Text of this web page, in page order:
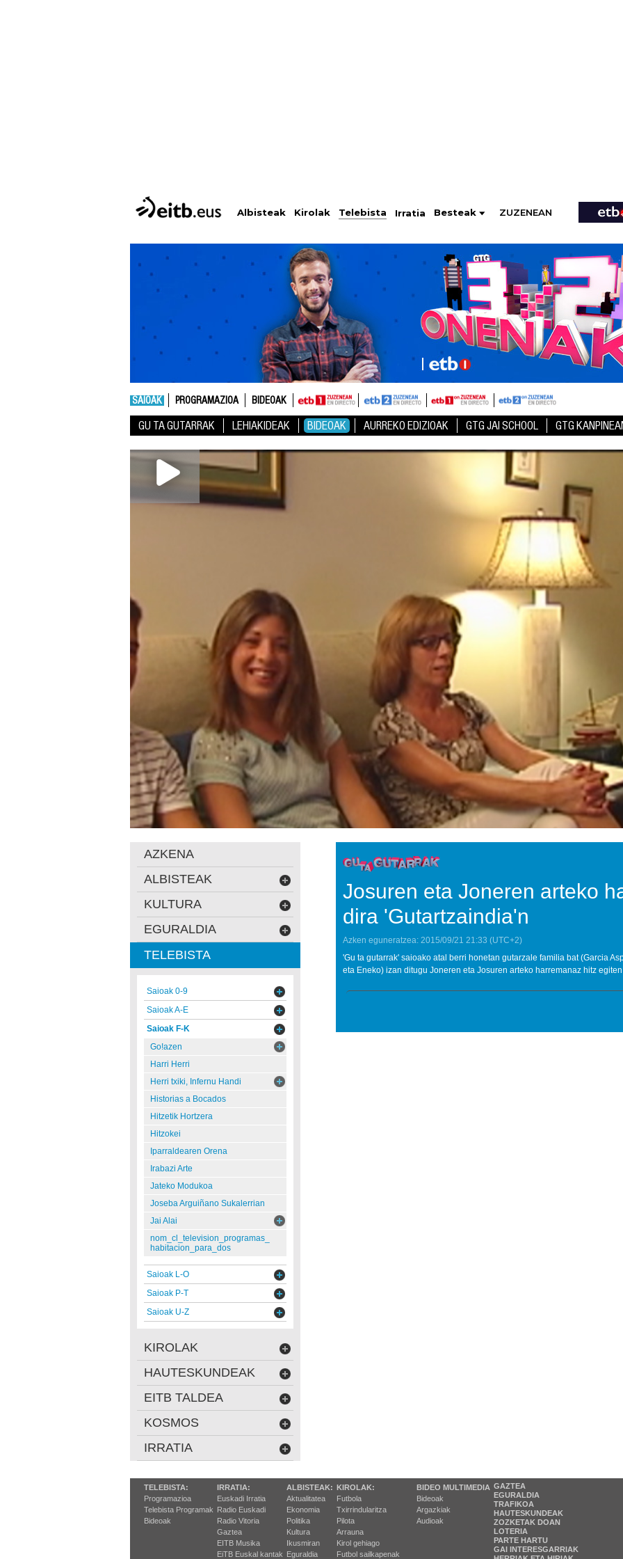
Albisteak Kirolak Telebista Irratia Besteak ZUZENEAN
SAIOAK PROGRAMAZIOA BIDEOAK
GU TA GUTARRAK LEHIAKIDEAK BIDEOAK AURREKO EDIZIOAK GTG JAI SCHOOL GTG
Josuren eta Joneren arteko
dira 'Gutartzaindia'n
Azken eguneratzea: 2015/09/21 21:33 (UTC+2)
'Gu ta gutarrak' saioako atal berri honetan gutarzale familia bat (Garcia
eta Eneko) izan ditugu Joneren eta Josuren arteko harremanaz hitz
AZKENA
ALBISTEAK
KULTURA
EGURALDIA
TELEBISTA
Saioak 0-9
Saioak A-E
Saioak F-K
Go!azen
Harri Herri
Herri txiki, Infernu Handi
Historias a Bocados
Hitzetik Hortzera
Hitzokei
Iparraldearen Orena
Irabazi Arte
Jateko Modukoa
Joseba Arguiñano Sukalerrian
Jai Alai
nom_cl_television_programas_
habitacion_para_dos
Saioak L-O
Saioak P-T
Saioak U-Z
KIROLAK
HAUTESKUNDEAK
EITB TALDEA
KOSMOS
IRRATIA
TELEBISTA:
Programazioa
Telebista Programak
Bideoak
IRRATIA:
Euskadi Irratia
Radio Euskadi
Radio Vitoria
Gaztea
EITB Musika
EiTB Euskal kantak
ALBISTEAK:
Aktualitatea
Ekonomia
Politika
Kultura
Ikusmiran
Eguraldia
KIROLAK:
Futbola
Txirrindularitza
Pilota
Arrauna
Kirol gehiago
Futbol sailkapenak
BIDEO MULTIMEDIA
Bideoak
Argazkiak
Audioak
GAZTEA
EGURALDIA
TRAFIKOA
HAUTESKUNDEAK
ZOZKETAK DOAN
LOTERIA
PARTE HARTU
GAI INTERESGARRIAK